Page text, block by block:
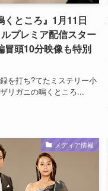
くところ』1月11日
プレミア配信スター
冒頭10分映像も特別
を打ち?てたミステリー小
リガニの鳴くところ...
メディア情報